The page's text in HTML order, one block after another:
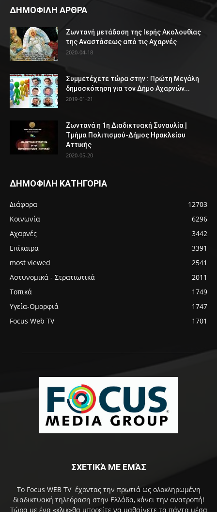
ΔΗΜΟΦΙΛΗ ΑΡΘΡΑ
Ζωντανή μετάδοση της Ιερής Ακολουθίας
της Αναστάσεως από τις Αχαρνές
2020-04-18
Συμμετέχετε τώρα στην : Πρώτη Μεγάλη
δημοσκόπηση για τον Δήμο Αχαρνών...
2019-01-21
Ζωντανά η 1η Διαδικτυακή Συναυλία |
Τμήμα Πολιτισμού-Δήμος Ηρακλείου
Αττικής
2020-05-20
ΔΗΜΟΦΙΛΗ ΚΑΤΗΓΟΡΙΑ
Διάφορα
12703
Κοινωνία
6296
Αχαρνές
3442
Επίκαιρα
3391
most viewed
2541
Αστυνομικά - Στρατιωτικά
2011
Τοπικά
1749
Υγεία-Ομορφιά
1747
Focus Web TV
1701
ΣΧΕΤΙΚΆ ΜΕ ΕΜΆΣ
Το Focus WEB TV έχοντας την πρωτιά ως ολοκληρωμένη
διαδικτυακή τηλεόραση στην Ελλάδα, κάνει την ανατροπή!
Τώρα με ένα «κλικ»θα μπορείτε να μαθαίνετε τα πάντα μέσα